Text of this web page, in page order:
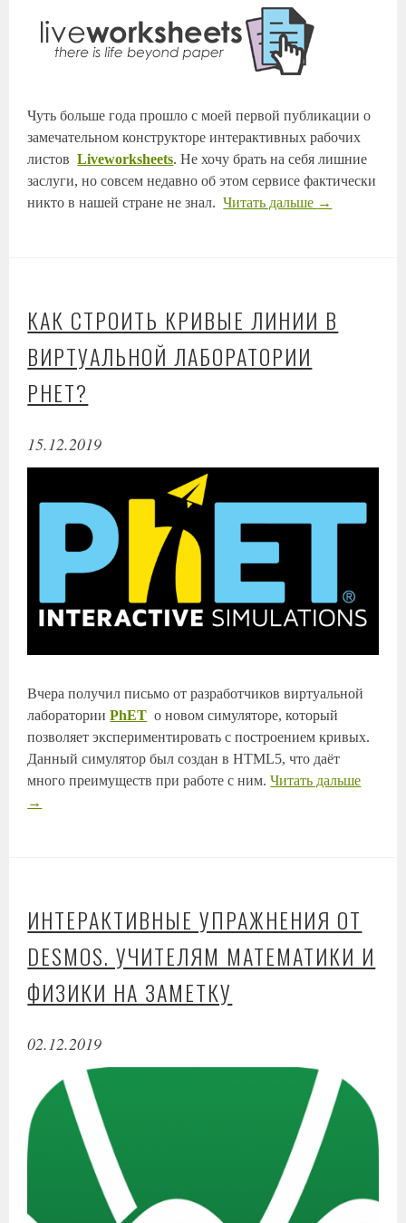
Чуть больше года прошло с моей первой публикации о
замечательном конструкторе интерактивных рабочих
листовLiveworksheets. Не хочу брать на себя лишние
заслуги, но совсем недавно об этом сервисе фактически
никто в нашей стране не знал.Читать дальше →
КАК СТРОИТЬ КРИВЫЕ ЛИНИИ В
ВИРТУАЛЬНОЙ ЛАБОРАТОРИИ
PHET?
15.12.2019
Вчера получил письмо от разработчиков виртуальной
лаборатории PhET о новом симуляторе, который
позволяет экспериментировать с построением кривых.
Данный симулятор был создан в HTML5, что даёт
много преимуществ при работе с ним.Читать дальше
→
ИНТЕРАКТИВНЫЕ УПРАЖНЕНИЯ ОТ
DESMOS. УЧИТЕЛЯМ МАТЕМАТИКИ И
ФИЗИКИ НА ЗАМЕТКУ
02.12.2019